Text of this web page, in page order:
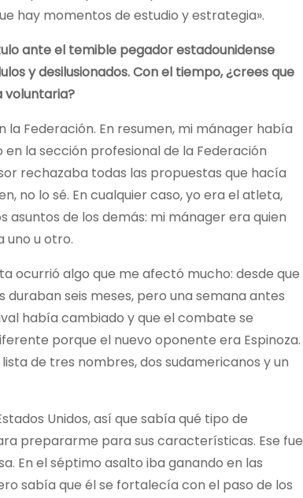
hay momentos de estudio y estrategia».
ante el temible pegador estadounidense
y desilusionados. Con el tiempo, ¿crees que
voluntaria?
Federación. En resumen, mi mánager había
la sección profesional de la Federación
rechazaba todas las propuestas que hacía
no lo sé. En cualquier caso, yo era el atleta,
de los demás: mi mánager era quien
uno u otro.
ocurrió algo que me afectó mucho: desde que
seis meses, pero una semana antes
había cambiado y que el combate se
porque el nuevo oponente era Espinoza.
de tres nombres, dos sudamericanos y un
Unidos, así que sabía qué tipo de
prepararme para sus características. Ese fue
En el séptimo asalto iba ganando en las
sabía que él se fortalecía con el paso de los